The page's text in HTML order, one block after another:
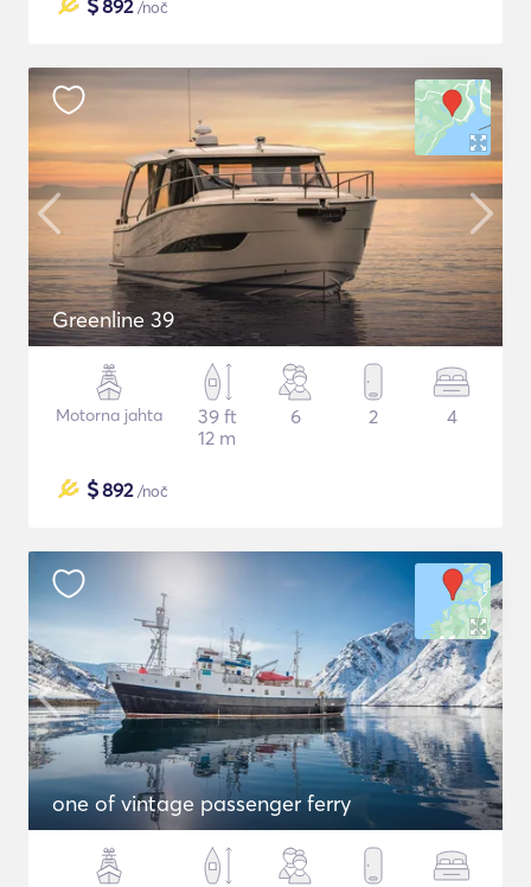
892/noč
Greenline 39
Motorna jahta
39 ft
12 m
6 2 4
$892/noč
one of vintage passenger ferry